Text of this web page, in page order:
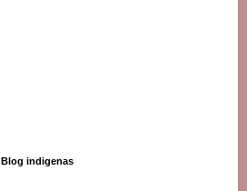
Blog indigenas